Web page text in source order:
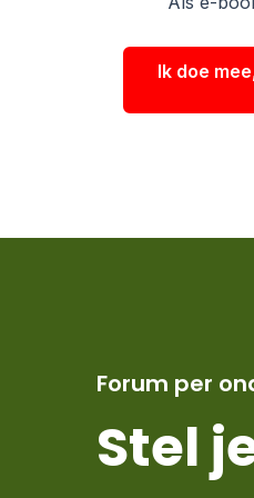
Ik doe
Forum per
Stel